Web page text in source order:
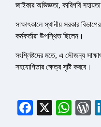
জাইকার অভিজ্ঞতা, কারিগরি
সাক্ষাৎকালে স্থানীয় সরকার
কর্মকর্তারা উপস্থিত ছিলেন।
সংশ্লিষ্টদের মতে, এ সৌজন্য
সহযোগিতার ক্ষেত্র সৃষ্টি করবে।
Facebook
X